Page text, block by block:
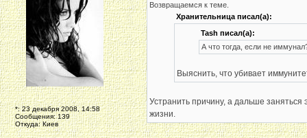
*: 23 декабря 2008, 14:58
Сообщения: 139
Откуда: Киев
Возвращаемся к теме.
Хранительница писал(а):
Tash писал(а):
А что тогда, если не
Выяснить, что убивает
Устранить причину, а дальше
жизни.